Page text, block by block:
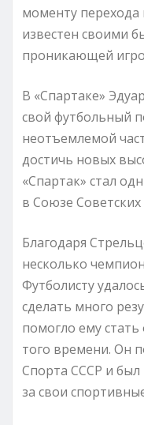
моменту перехода
известен своими
проникающей
В «Спартаке»
свой футбольный
неотъемлемой
достичь новых
«Спартак» стал
в Союзе Советских
Благодаря
несколько
Футболисту
сделать много
помогло ему
того времени. Он
Спорта СССР и
за свои